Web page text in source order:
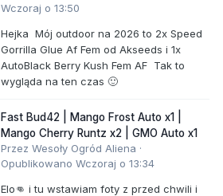
Wczoraj o 13:50
Hejka Mój outdoor na 2026 to 2x Speed
Gorrilla Glue Af Fem od Akseeds i 1x
AutoBlack Berry Kush Fem AF Tak to
wygląda na ten czas 🙂
Fast Bud42 | Mango Frost Auto x1 |
Mango Cherry Runtz x2 | GMO Auto x1
Przez Wesoły Ogród Aliena ·
Opublikowano Wczoraj o 13:34
Elo👊 i tu wstawiam foty z przed chwili i